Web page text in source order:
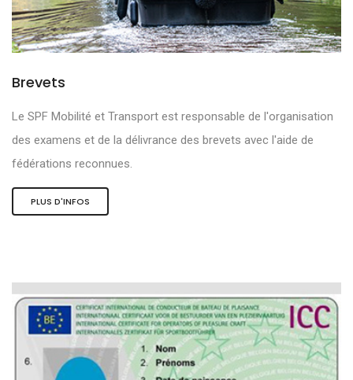
Brevets
Le SPF Mobilité et Transport est responsable de l'organisation
des examens et de la délivrance des brevets avec l'aide de
fédérations reconnues.
PLUS D'INFOS